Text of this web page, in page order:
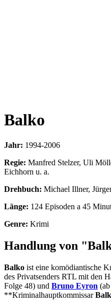
Balko
Jahr: 1994-2006
Regie: Manfred Stelzer, Uli
Eichhorn u. a.
Drehbuch: Michael Illner,
Länge: 124 Episoden a 45
Genre: Krimi
Handlung von
Balko ist eine komödiantische
des Privatsenders RTL mit den
Folge 48) und Bruno Eyron
**Kriminalhauptkommissar